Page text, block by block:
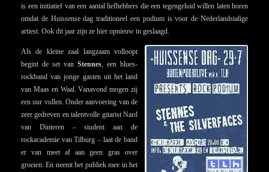
is een initiatief van een aantal liefhebbers die een tegengeluid willen laten horen
omdat de Huissense dag traditioneel een podium is voor de Nederlandstalige
artiest. Ook dit jaar zijn ze hier opnieuw in geslaagd.
Als de kleine zaal langzaam volloopt
begint de set van Stennes , een blues-
rockband van jonge gasten uit het land
van Maas en Waal. Vanavond mogen zij
een uur vullen. Onder aanvoering van de
zeer gedreven en talentvolle gitarist Nard
van Dinteren – student aan de
rockacademie van Tilburg – laat de band
er van meet af aan geen gras over
groeien. En neemt het publiek mee in het